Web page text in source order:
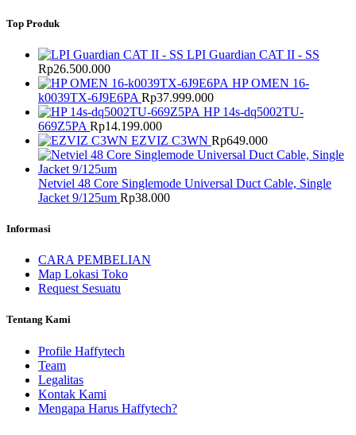
Top Produk
LPI Guardian CAT II - SS
Rp26.500.000
HP OMEN 16-
k0039TX-6J9E6PA Rp37.999.000
HP 14s-dq5002TU-
669Z5PA Rp14.199.000
EZVIZ C3WN Rp649.000
Netviel 48 Core Singlemode Universal Duct Cable, Single
Jacket 9/125um Rp38.000
Informasi
CARA PEMBELIAN
Map Lokasi Toko
Request Sesuatu
Tentang Kami
Profile Haffytech
Team
Legalitas
Kontak Kami
Mengapa Harus Haffytech?